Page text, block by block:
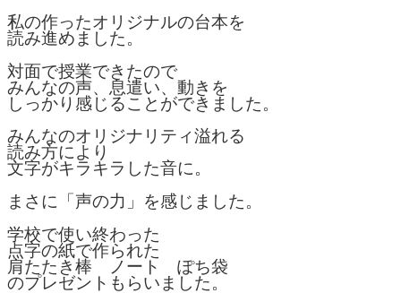
私の作ったオリジナルの台本を
読み進めました。
対面で授業できたので
みんなの声、息遣い、動きを
しっかり感じることができました。
みんなのオリジナリティ溢れる
読み方により
文字がキラキラした音に。
まさに「声の力」を感じました。
学校で使い終わった
点字の紙で作られた
肩たたき棒 ノート ぽち袋
のプレゼントもらいました。